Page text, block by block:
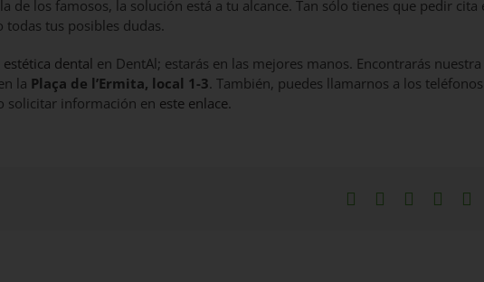
de los famosos, la solución está a tu alcance. Tan sólo tienes que pedir cita
todas tus posibles dudas.
dental en DentAl; estarás en las mejores manos. Encontrarás nuestra
la Plaça de l’Ermita, local 1-3. También, puedes llamarnos a los
solicitar información en este enlace.
Facebook LinkedIn